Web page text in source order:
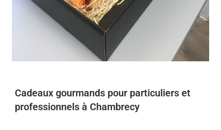
Cadeaux gourmands pour particuliers et
professionnels à Chambrecy